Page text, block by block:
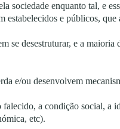
sociedade enquanto tal, e
e públicos, que
se desestruturar, e a maioria
e/ou desenvolvem
a condição social, a
etc).